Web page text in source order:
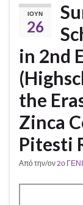
ΙΟΎΝ
26
in 2nd
the
Zinca
Pitesti
Από την/ον2ο